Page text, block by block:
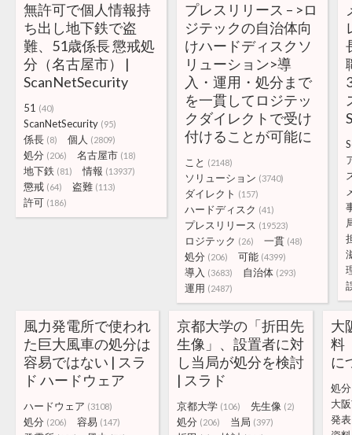
無許可で個人情報持
ち出し地下鉄で盗
難、51歳係長 懲戒処
分（名古屋市） |
ScanNetSecurity
51 (40)
ScanNetSecurity (95)
係長 (8) 個人 (2809)
処分 (206) 名古屋市 (18)
地下鉄 (81) 情報 (13937)
懲戒 (64) 盗難 (113)
許可 (186)
プレスリリース – >ロ
ジテックの自治体向
けハードディスクソ
リューション>導
入・運用・処分まで
を一貫してロジテッ
クダイレクトで受け
付けることが可能に
こと (2148)
ソリューション (3740)
ダイレクト (157)
ハードディスク (41)
プレスリリース (19523)
ロジテック (26) 一貫 (48)
処分 (206) 可能 (4399)
導入 (3683) 自治体 (293)
運用 (2487)
風力発電所で使われ
た巨大風車の処分は
容易ではない | スラ
ド ハードウェア
ハードウェア (3108)
処分 (206) 容易 (147)
京都大学の「折田先
生像」、設置者に対
し当局が処分を検討
| スラド
京都大学 (106) 先生像 (2)
処分 (206) 当局 (397)
大
料
に
処分
大
発表